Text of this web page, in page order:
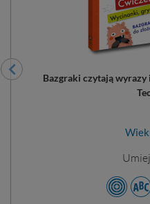
Bazgraki czytają wyrazy